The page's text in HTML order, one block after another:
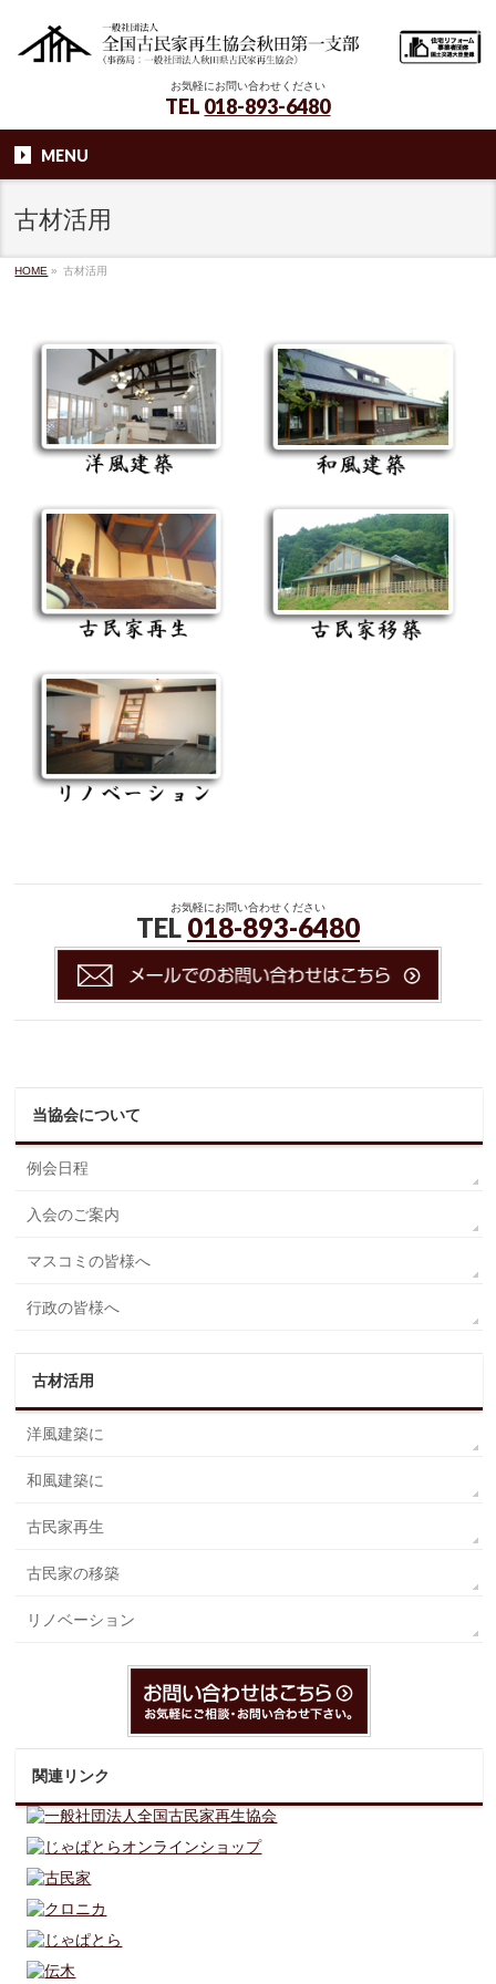
お気軽にお問い合わせください
TEL 018-893-6480
MENU
古材活用
HOME » 古材活用
お気軽にお問い合わせください
TEL 018-893-6480
当協会について
例会日程
入会のご案内
マスコミの皆様へ
行政の皆様へ
古材活用
洋風建築に
和風建築に
古民家再生
古民家の移築
リノベーション
関連リンク